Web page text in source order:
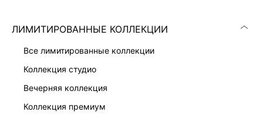
ЛИМИТИРОВАННЫЕ КОЛЛЕКЦИИ
все лимитированные коллекции
коллекция студио
вечерняя коллекция
коллекция премиум